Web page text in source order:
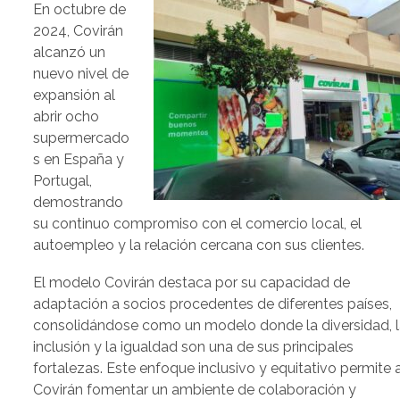
En octubre de
2024, Covirán
alcanzó un
nuevo nivel de
expansión al
abrir ocho
supermercado
s en España y
Portugal,
demostrando
su continuo compromiso con el comercio local, el
autoempleo y la relación cercana con sus clientes.
El modelo Covirán destaca por su capacidad de
adaptación a socios procedentes de diferentes países,
consolidándose como un modelo donde la diversidad,
inclusión y la igualdad son una de sus principales
fortalezas. Este enfoque inclusivo y equitativo permite
Covirán fomentar un ambiente de colaboración y